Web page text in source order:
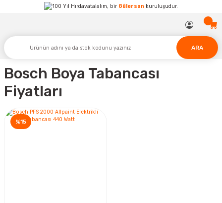
Hırdavatalalım, bir Gülersan kuruluşudur.
ARA
Bosch Boya Tabancası
Fiyatları
%15